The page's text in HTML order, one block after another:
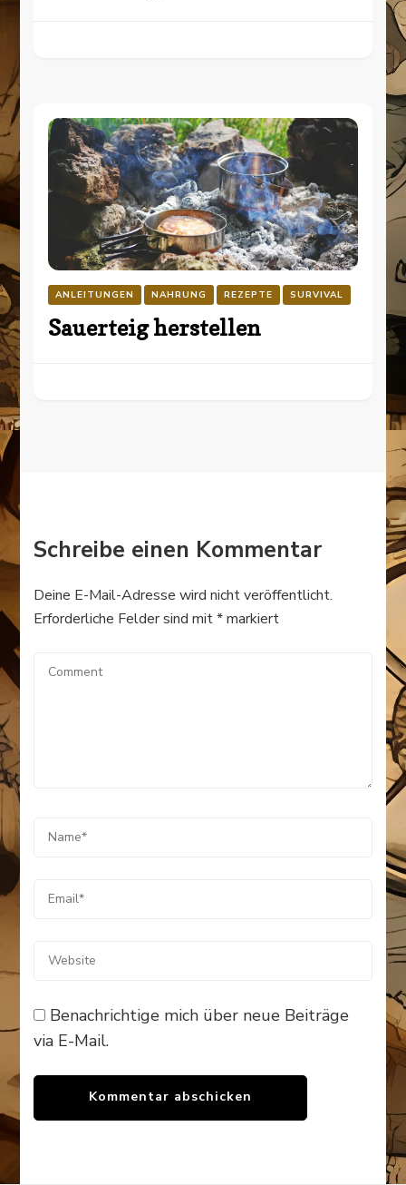
ANLEITUNGEN NAHRUNG REZEPTE SURVIVAL
Sauerteig herstellen
Schreibe einen Kommentar
Deine E-Mail-Adresse wird nicht veröffentlicht.
Erforderliche Felder sind mit*markiert
Benachrichtige mich über neue Beiträge
via E-Mail.